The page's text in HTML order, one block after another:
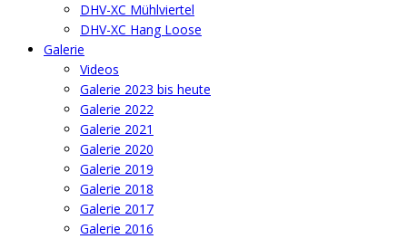
DHV-XC Mühlviertel
DHV-XC Hang Loose
Galerie
Videos
Galerie 2023 bis heute
Galerie 2022
Galerie 2021
Galerie 2020
Galerie 2019
Galerie 2018
Galerie 2017
Galerie 2016